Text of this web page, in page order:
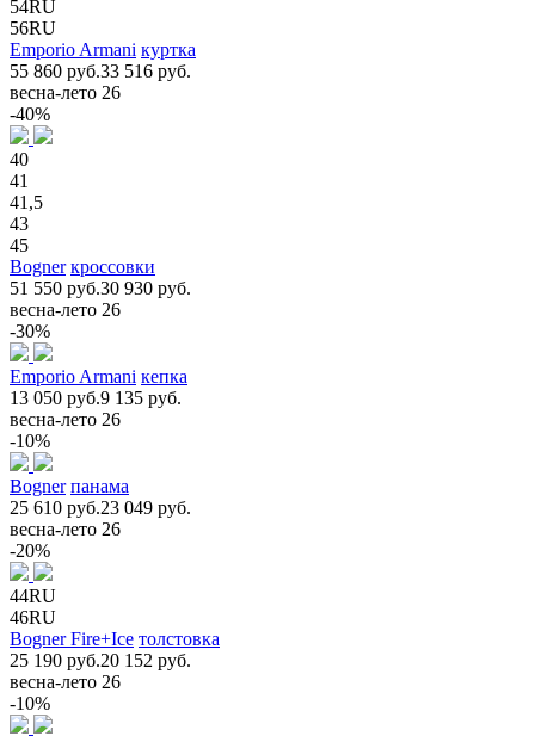
54RU
56RU
Emporio Armani куртка
55 860 руб.33 516 руб.
весна-лето 26
-40%
40
41
41,5
43
45
Bogner кроссовки
51 550 руб.30 930 руб.
весна-лето 26
-30%
Emporio Armani кепка
13 050 руб.9 135 руб.
весна-лето 26
-10%
Bogner панама
25 610 руб.23 049 руб.
весна-лето 26
-20%
44RU
46RU
Bogner Fire+Ice толстовка
25 190 руб.20 152 руб.
весна-лето 26
-10%